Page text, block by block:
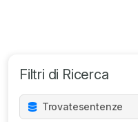
Filtri di Ricerca
Trovatesentenze